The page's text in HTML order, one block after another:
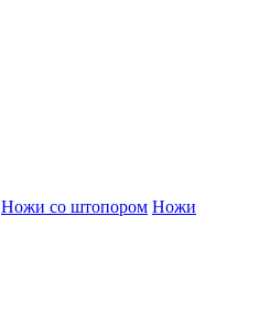
Ножи со штопором Ножи